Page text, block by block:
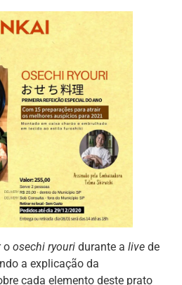
o osechi ryouri durante a live de
a explicação da
cada elemento deste prato